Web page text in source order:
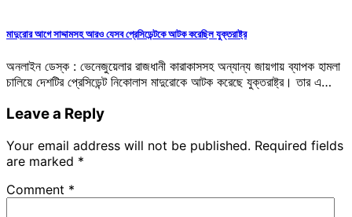
মাদুরোর আগে সাদ্দামসহ আরও যেসব প্রেসিডেন্টকে আটক করেছিল যুক্তরাষ্ট্র
অনলাইন ডেস্ক : ভেনেজুয়েলার রাজধানী কারাকাসসহ অন্যান্য জায়গায় ব্যাপক হামলা
চালিয়ে দেশটির প্রেসিডেন্ট নিকোলাস মাদুরোকে আটক করেছে যুক্তরাষ্ট্র। তার এ…
Leave a Reply
Your email address will not be published. Required fields
are marked *
Comment *